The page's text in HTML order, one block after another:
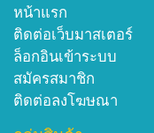
หน้าแรก
ติดต่อเว็บมาสเตอร์
ล็อกอินเข้าระบบ
สมัครสมาชิก
ติดต่อลงโฆษณา